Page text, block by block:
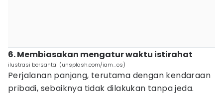
6. Membiasakan mengatur waktu istirahat
ilustrasi bersantai (unsplash.com/iam_os)
Perjalanan panjang, terutama dengan kendaraan
pribadi, sebaiknya tidak dilakukan tanpa jeda.